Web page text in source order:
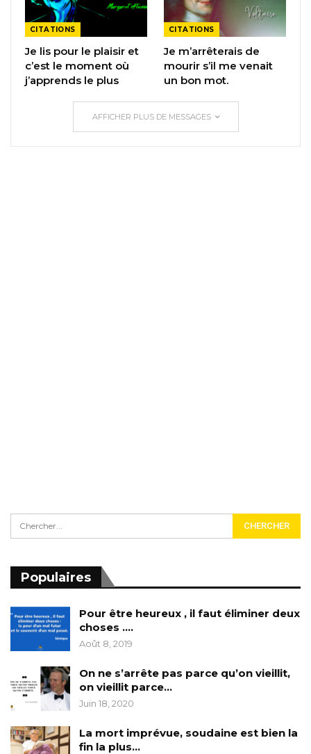
CITATIONS
Je lis pour le plaisir et
c’est le moment où
j’apprends le plus
CITATIONS
Je m’arrêterais de
mourir s’il me venait
un bon mot.
AFFICHER PLUS DE MESSAGES
Populaires
Pour être heureux , il faut éliminer deux
choses ….
Août 8, 2019
On ne s’arrête pas parce qu’on vieillit,
on vieillit parce…
Juin 18, 2020
La mort imprévue, soudaine est bien la
fin la plus…